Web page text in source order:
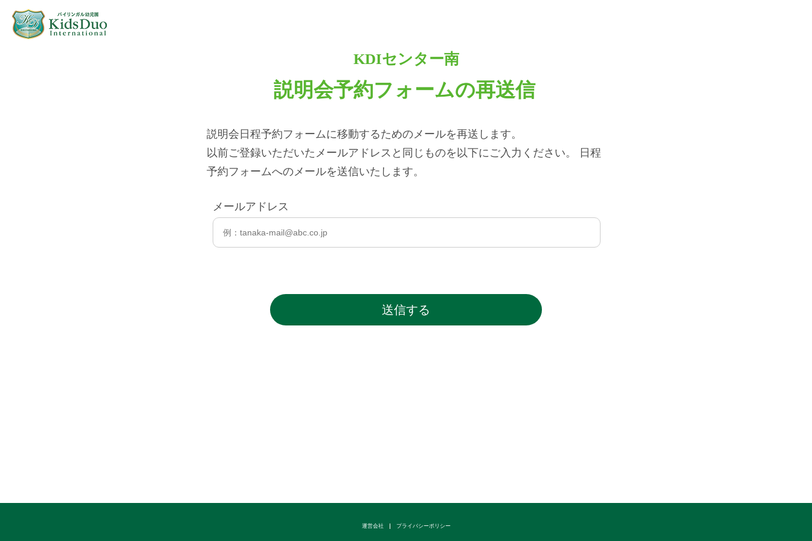
KDIセンター南
説明会予約フォームの再送信
説明会日程予約フォームに移動するためのメールを再送します。
以前ご登録いただいたメールアドレスと同じものを以下にご入力ください。 日程
予約フォームへのメールを送信いたします。
メールアドレス
運営会社 プライバシーポリシー